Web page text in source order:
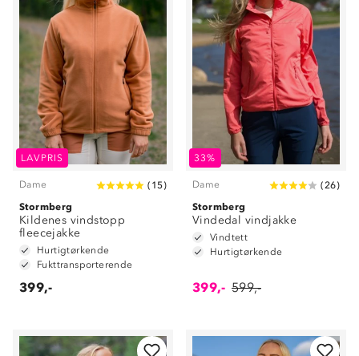
LAVPRIS
Dame ( 15)
Stormberg
Kildenes vindstopp
fleecejakke
Hurtigtørkende
Fukttransporterende
399,-
33%
Dame (26)
Stormberg
Vindedal vindjakke
Vindtett
Hurtigtørkende
399,- 599,-